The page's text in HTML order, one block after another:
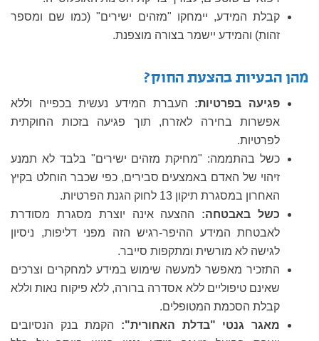
קבלת המידע, יימחקו "מזהים ישירים" (כמו שם ומספר
זהות) והמידע יישמר בצורה מוצפנת.
מהן הבעיות בהצעת החוק?
פגיעה בפרטיות: העברת המידע נעשית בכפייה וללא
אפשרות בחירה לאזרח, תוך פגיעה בזכות החוקתית
לפרטיות.
כשל בהתממה: "מחיקת מזהים ישירים" בלבד לא תמנע
זיהוי של האדם באמצעים סבירים, כפי שכבר הוחלט בקיץ
האחרון במסגרת תיקון 13 לחוק הגנת הפרטיות.
כשל באבטחה: ההצעה אינה יוצרת מסגרת מסודרת
לאבטחת המידע ההיפר-רגיש הזה מפני דליפות, ניסיון
לגישה לא מורשית ומתקפות סייבר.
התזכיר מאפשר למעשה שימוש במידע למחקרים וצרכים
שאינם טיפוליים ללא אסדרה ברורה, ללא פיקוח נאות וללא
קבלת הסכמת המטופלים.
מאגר גנטי "בדלת האחורית": הקמת בנק הנסיובים